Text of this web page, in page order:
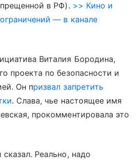
в РФ). >> Кино и
— в канале
Виталия Бородина,
проекта по безопасности и
Он призвал запретить
. Слава, чье настоящее имя
прокомментировала это
Реально, надо